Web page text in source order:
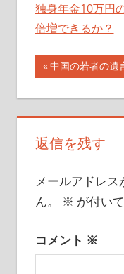
独身年金10万円
倍増できるか？
投
稿
ナ
ビ
ゲ
ー
シ
ョ
前
の
記
事:
中国の若者の遺
返信を残す
メールアドレ
ん。
※ が付い
コメント ※